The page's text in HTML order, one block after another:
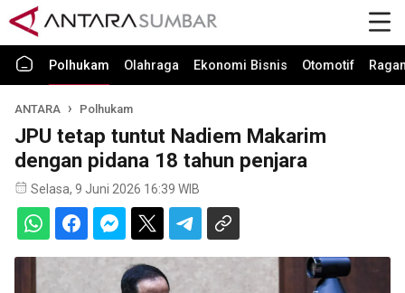
Polhukam Olahraga Ekonomi Bisnis Otomotif
ANTARA Polhukam
JPU tetap tuntut Nadiem Makarim
dengan pidana 18 tahun penjara
Selasa, 9 Juni 2026 16:39 WIB